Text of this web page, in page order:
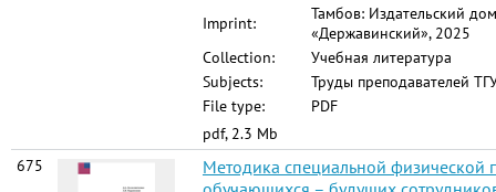
Imprint:
Тамбов: Издательский дом
«Державинский», 2025
Collection:
Учебная литература
Subjects:
Труды преподавателей
File type:
PDF
pdf, 2.3 Mb
675
Методика специальной физической